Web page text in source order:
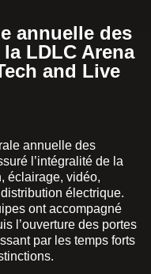
annuelle des
LDLC Arena
and Live
annuelle des
l’intégralité de la
éclairage, vidéo,
électrique.
ont accompagné
l’ouverture des portes
par les temps forts